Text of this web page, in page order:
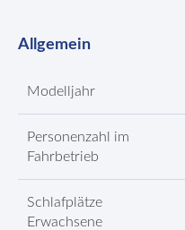
Allgemein
Modelljahr
Personenzahl im
Fahrbetrieb
Schlafplätze
Erwachsene